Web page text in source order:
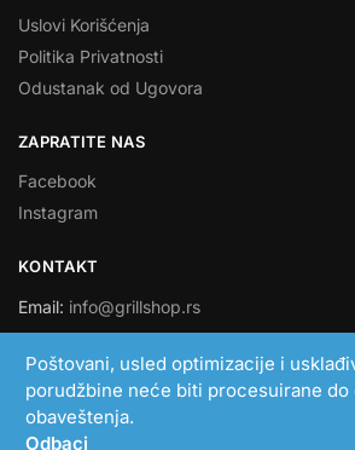
Poštovani, usled optimizacije i
porudžbine neće biti procesuirane do
obaveštenja.
Odbaci
Uslovi Korišćenja
Politika Privatnosti
Odustanak od Ugovora
ZAPRATITE NAS
Facebook
Instagram
KONTAKT
Email: info@grillshop.rs
SMART LINK DOO
PIB: 108705193
MB: 21051306